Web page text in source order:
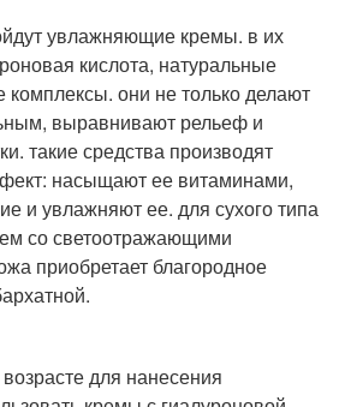
увлажняющие кремы. в их
кислота, натуральные
они не только делают
выравнивают рельеф и
такие средства производят
насыщают ее витаминами,
и увлажняют ее. для сухого типа
со светоотражающими
приобретает благородное
для нанесения